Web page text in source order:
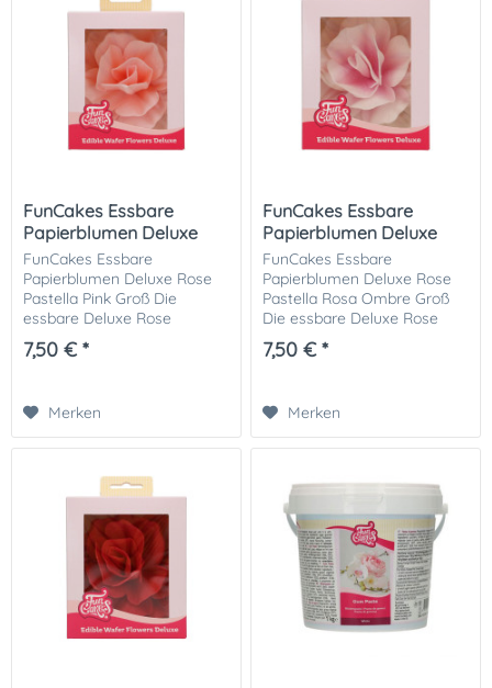
FunCakes Essbare
Papierblumen Deluxe
Rose...
FunCakes Essbare
Papierblumen Deluxe Rose
Pastella Pink Groß Die
essbare Deluxe Rose
„Pastella Pink“ von FunCakes
ist ein echter Blickfang für
7,50 € *
Merken
FunCakes Essbare
Papierblumen Deluxe
Rose...
FunCakes Essbare
Papierblumen Deluxe Rose
Pastella Rosa Ombre Groß
Die essbare Deluxe Rose
„Pastella Rosa Ombre“ von
ist ein echter Blickfang für
7,50 € *
Merken